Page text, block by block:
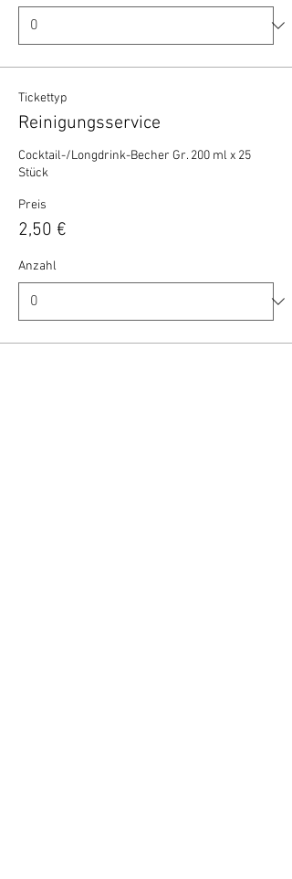
Tickettyp
Reinigungsservice
Cocktail-/Longdrink-Becher Gr. 200 ml x 25
Stück
Preis
2,50 €
Anzahl